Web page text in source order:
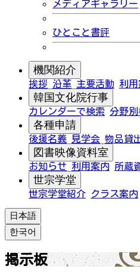
メディアギャラリー
ひとこと書評
機関紹介
挨拶 沿革 主要活動 利用
韓国文化院行事
カレンダーで検索 分野別
各種申請
後援名義 見学会 物品貸
図書映像資料室
お知らせ 利用案内 所蔵
世宗学堂
世宗学堂紹介 クラス案内
日本語
한국어
掲示板